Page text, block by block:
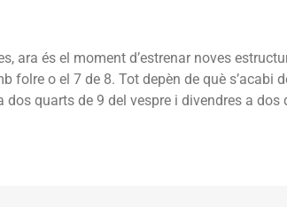
ara és el moment d’estrenar noves
folre o el 7 de 8. Tot depèn de què s’acabi
quarts de 9 del vespre i divendres a dos